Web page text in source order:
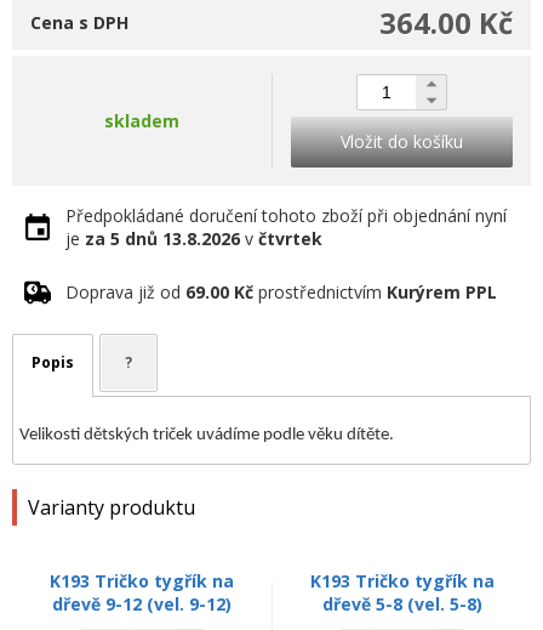
364.00 Kč
Cena s DPH
skladem
Vložit do košíku
Předpokládané doručení tohoto zboží při objednání nyní
je za 5 dnů 13.8.2026 v čtvrtek
Doprava již od 69.00 Kč prostřednictvím Kurýrem PPL
Popis ?
Velikosti dětských triček uvádíme podle věku dítěte.
Varianty produktu
K193 Tričko tygřík na
dřevě 9-12 (vel. 9-12)
K193 Tričko tygřík na
dřevě 5-8 (vel. 5-8)